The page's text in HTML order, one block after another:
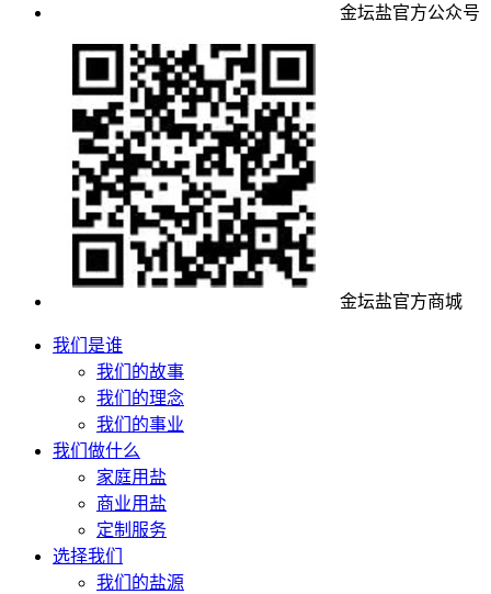
金坛盐官方公众号
金坛盐官方商城
我们是谁
我们的故事
我们的理念
我们的事业
我们做什么
家庭用盐
商业用盐
定制服务
选择我们
我们的盐源